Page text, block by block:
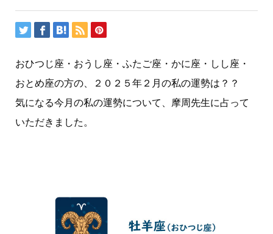
おひつじ座・おうし座・ふたご座・かに座・しし座・
おとめ座の方の、２０２５年２月の私の運勢は？？
気になる今月の私の運勢について、摩周先生に占って
いただきました。